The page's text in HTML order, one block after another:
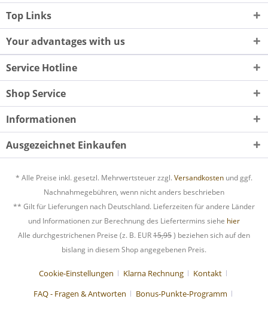
Top Links
Your advantages with us
Service Hotline
Shop Service
Informationen
Ausgezeichnet Einkaufen
* Alle Preise inkl. gesetzl. Mehrwertsteuer zzgl. Versandkosten und ggf.
Nachnahmegebühren, wenn nicht anders beschrieben
** Gilt für Lieferungen nach Deutschland. Lieferzeiten für andere Länder
und Informationen zur Berechnung des Liefertermins siehe hier
Alle durchgestrichenen Preise (z. B. EUR15,95) beziehen sich auf den
bislang in diesem Shop angegebenen Preis.
Cookie-Einstellungen Klarna Rechnung
Kontakt
FAQ - Fragen & Antworten
Bonus-Punkte-Programm